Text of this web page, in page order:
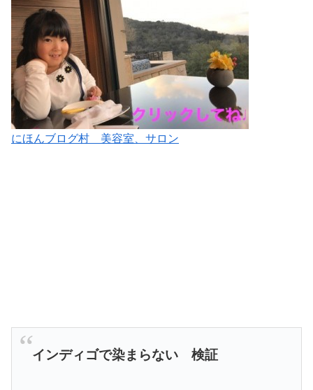
にほんブログ村 美容室、サロン
インディゴで染まらない 検証